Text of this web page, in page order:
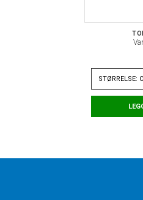
STØRRELSE: